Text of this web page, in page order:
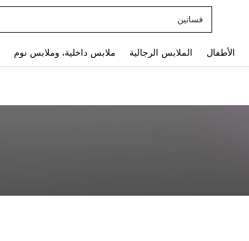
فساتين
الأطفال الملابس الرجالية ملابس داخلية، وملابس نوم